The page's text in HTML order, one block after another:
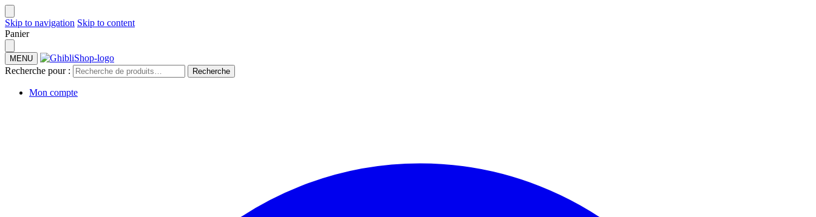
Skip to navigation Skip to content
Panier
MENU
Recherche pour : Recherche
Mon compte